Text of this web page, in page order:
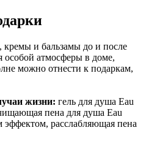
и бальзамы до и после
особой атмосферы в доме,
можно отнести к подаркам,
жизни: гель для душа Eau
пена для душа Eau
расслабляющая пена